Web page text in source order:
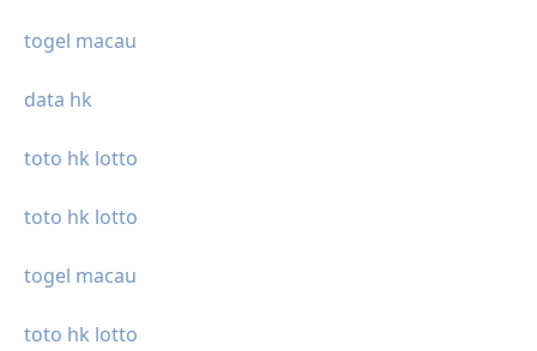
togel macau
data hk
toto hk lotto
toto hk lotto
togel macau
toto hk lotto